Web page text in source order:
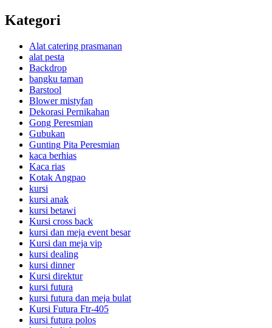
Kategori
Alat catering prasmanan
alat pesta
Backdrop
bangku taman
Barstool
Blower mistyfan
Dekorasi Pernikahan
Gong Peresmian
Gubukan
Gunting Pita Peresmian
kaca berhias
Kaca rias
Kotak Angpao
kursi
kursi anak
kursi betawi
Kursi cross back
kursi dan meja event besar
Kursi dan meja vip
kursi dealing
kursi dinner
Kursi direktur
kursi futura
kursi futura dan meja bulat
Kursi Futura Ftr-405
kursi futura polos